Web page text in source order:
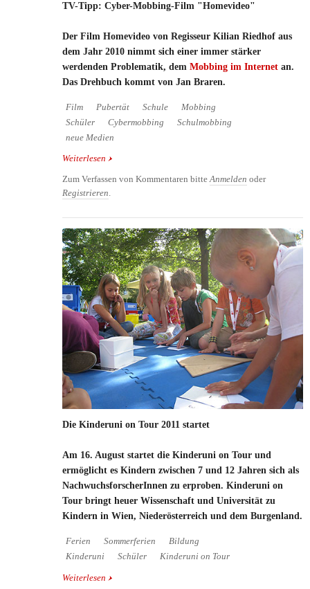
TV-Tipp: Cyber-Mobbing-Film "Homevideo"
Der Film Homevideo von Regisseur Kilian Riedhof aus
dem Jahr 2010 nimmt sich einer immer stärker
werdenden Problematik, dem Mobbing im Internet an.
Das Drehbuch kommt von Jan Braren.
Film Pubertät Schule
Mobbing
Schüler
Cybermobbing
Schulmobbing
neue Medien
Weiterlesen über TV-Tipp: Cyber-Mobbing-Film "Homevideo"
Zum Verfassen von Kommentaren bitteAnmelden oder
Registrieren.
Die Kinderuni on Tour 2011 startet
Am 16. August startet die Kinderuni on Tour und
ermöglicht es Kindern zwischen 7 und 12 Jahren sich als
NachwuchsforscherInnen zu erproben. Kinderuni on
Tour bringt heuer Wissenschaft und Universität zu
Kindern in Wien, Niederösterreich und dem Burgenland.
Ferien Sommerferien
Bildung
Kinderuni
Schüler Kinderuni on Tour
Weiterlesen über Die Kinderuni on Tour 2011 startet